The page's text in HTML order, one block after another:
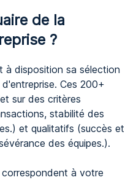
de la
?
à disposition sa sélection
Ces 200+
sur des critères
stabilité des
et qualitatifs (succès et
des équipes.).
à votre